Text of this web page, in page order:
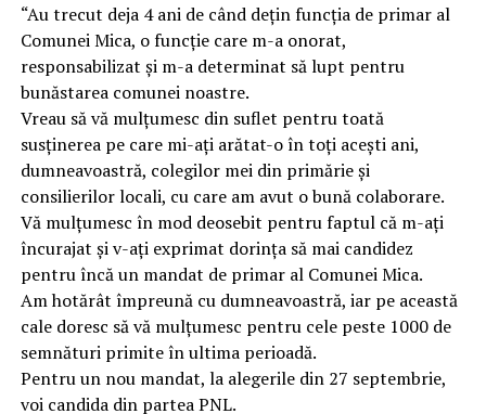
“Au trecut deja 4 ani de când dețin funcția de primar al
Comunei Mica, o funcție care m-a onorat,
responsabilizat și m-a determinat să lupt pentru
bunăstarea comunei noastre.
Vreau să vă mulțumesc din suflet pentru toată
susținerea pe care mi-ați arătat-o în toți acești ani,
dumneavoastră, colegilor mei din primărie și
consilierilor locali, cu care am avut o bună colaborare.
Vă mulțumesc în mod deosebit pentru faptul că m-ați
încurajat și v-ați exprimat dorința să mai candidez
pentru încă un mandat de primar al Comunei Mica.
Am hotărât împreună cu dumneavoastră, iar pe această
cale doresc să vă mulțumesc pentru cele peste 1000 de
semnături primite în ultima perioadă.
Pentru un nou mandat, la alegerile din 27 septembrie,
voi candida din partea PNL.